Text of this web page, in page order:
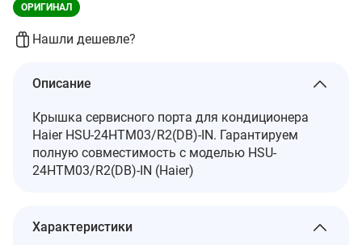
ОРИГИНАЛ
Нашли дешевле?
Описание
Крышка сервисного порта для кондиционера
Haier HSU-24HTM03/R2(DB)-IN. Гарантируем
полную совместимость с моделью HSU-
24HTM03/R2(DB)-IN (Haier)
Характеристики